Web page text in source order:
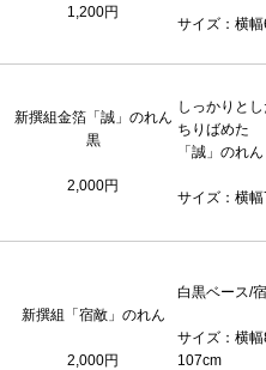
1,200円
サイズ：横
新撰組金箔「誠」のれん
黒
2,000円
しっかりと
ちりばめた
「誠」のれん
サイズ：横
新撰組「宿敵」のれん
2,000円
白黒ベース/
サイズ：横
107cm